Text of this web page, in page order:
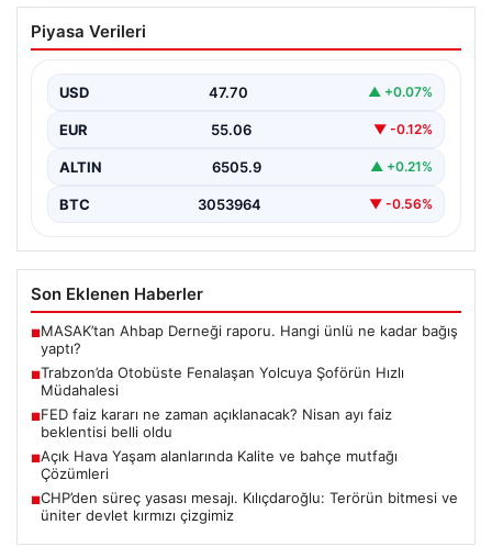
Trabzon’da Otobüste Fenalaşan
Yolcuya Şoförün Hızlı Müdahalesi
yaşındaki yolcu Hasan Öner’in hayatı, şoför Sinan
Erdoğan’ın…
Piyasa Verileri
USD 47.70 ▲ +0.07%
EUR 55.06 ▼ -0.12%
ALTIN 6505.9 ▲ +0.21%
BTC 3053964 ▼ -0.56%
Son Eklenen Haberler
■MASAK’tan Ahbap Derneği raporu. Hangi ünlü ne kadar bağış
yaptı?
■Trabzon’da Otobüste Fenalaşan Yolcuya Şoförün Hızlı
Müdahalesi
■FED faiz kararı ne zaman açıklanacak? Nisan ayı faiz
beklentisi belli oldu
■Açık Hava Yaşam alanlarında Kalite ve bahçe mutfağı
Çözümleri
■CHP’den süreç yasası mesajı. Kılıçdaroğlu: Terörün bitmesi ve
üniter devlet kırmızı çizgimiz